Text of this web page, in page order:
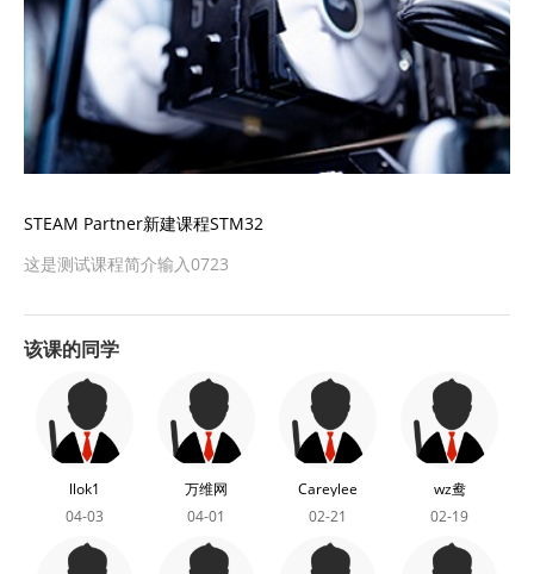
STEAM Partner新建课程STM32
这是测试课程简介输入0723
该课的同学
llok1
04-03
万维网
04-01
Careylee
02-21
wz鸯
02-19